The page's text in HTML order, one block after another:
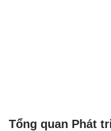
Tổng quan Phát